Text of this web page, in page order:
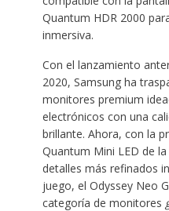
Quantum HDR 2000
inmersiva.
Con el lanzamiento
2020, Samsung ha
monitores premium
electrónicos con una
brillante. Ahora, con la
Quantum Mini LED de
detalles más refinados
juego, el Odyssey Neo
categoría de monitores